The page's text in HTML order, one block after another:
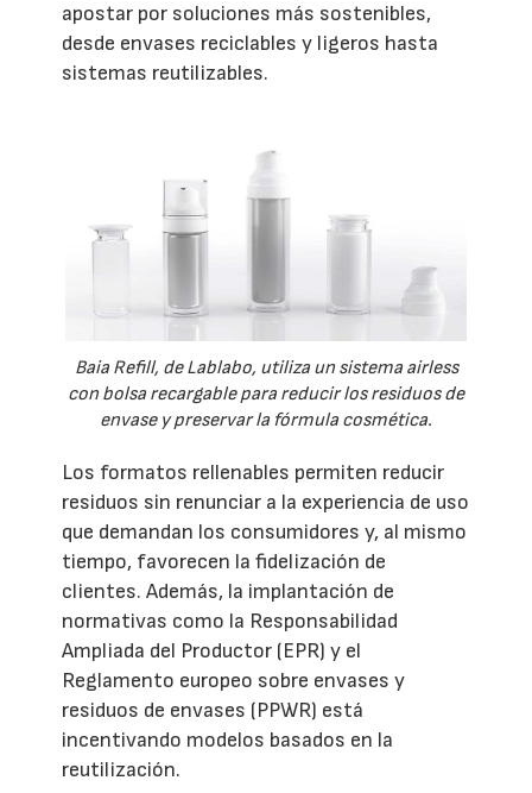
apostar por soluciones más sostenibles,
desde envases reciclables y ligeros hasta
sistemas reutilizables.
Baia Refill, de Lablabo, utiliza un sistema airless
con bolsa recargable para reducir los residuos de
envase y preservar la fórmula cosmética.
Los formatos rellenables permiten reducir
residuos sin renunciar a la experiencia de uso
que demandan los consumidores y, al mismo
tiempo, favorecen la fidelización de
clientes. Además, la implantación de
normativas como la Responsabilidad
Ampliada del Productor (EPR) y el
Reglamento europeo sobre envases y
residuos de envases (PPWR) está
incentivando modelos basados en la
reutilización.